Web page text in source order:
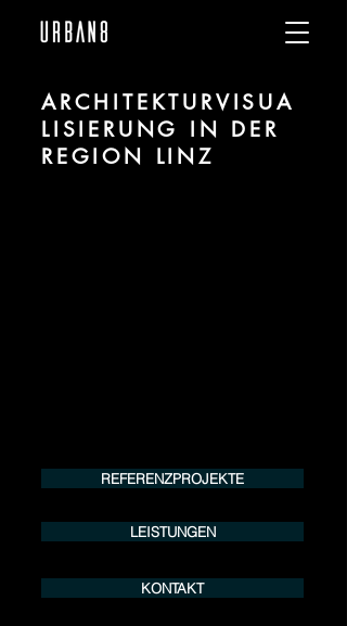
ARCHITEKTURVISUA
LISIERUNG IN DER
REGION LINZ
REFERENZPROJEKTE
LEISTUNGEN
KONTAKT